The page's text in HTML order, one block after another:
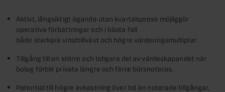
Aktivt, långsiktigt ägande utan kvartalspress möjliggör
operativa förbättringar och i bästa fall
både starkare vinsttillväxt och högre värderingsmultiplar.
Tillgång till en större och tidigare del av värdeskapandet när
bolag förblir privata längre och färre börsnoteras.
Potential till högre avkastning över tid än noterade tillgångar,